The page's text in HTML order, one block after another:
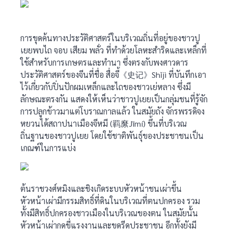
การขุดค้นทางประวัติศาสตร์ในบริเวณถิ่นที่อยู่ของชาวปู
เยยพบไถ จอบ เสียม พลั่ว ที่ทำด้วยโลหะสำริดและเหล็กที่
ใช้สำหรับการเกษตรและทำนา ซึ่งตรงกับพงศาวดาร
ประวัติศาสตร์ของจีนที่ชื่อ สื่อจี้《史记》Shǐjì ที่บันทึกเอา
ไว้เกี่ยวกับปิ่นปักผมเหล็กและไถของชาวเย่หลาง ซึ่งมี
ลักษณะตรงกัน แสดงให้เห็นว่าชาวปูเยยเป็นกลุ่มชนที่รู้จัก
การปลูกข้าวมาแต่โบราณกาลแล้ว ในสมัยถัง จักรพรรดิจง
หยวนได้สถาปนาเมืองจีหมี (羁縻Jīmí) ขึ้นที่บริเวณ
ถิ่นฐานของชาวปูเยย โดยใช้ชาติพันธุ์ของประชาชนเป็น
เกณฑ์ในการแบ่ง
ต้นราชวงศ์หมิงและชิงเกิดระบบหัวหน้าชนเผ่าขึ้น
หัวหน้าเผ่ามีกรรมสิทธิ์ที่ดินในบริเวณที่ตนปกครอง รวม
ทั้งมีสิทธิ์ปกครองชาวเมืองในบริเวณของตน ในสมัยนั้น
หัวหน้าเผ่ากดขี่แรงงานและขูดรีดประชาชน อีกทั้งยังมี